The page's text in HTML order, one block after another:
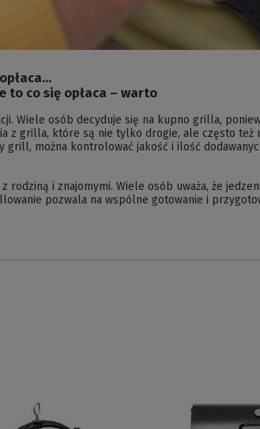
to co się opłaca – warto
Wiele osób decyduje się na kupno grilla,
z grilla, które są nie tylko drogie, ale często też
grill, można kontrolować jakość i ilość
rodziną i znajomymi. Wiele osób uważa, że
pozwala na wspólne gotowanie i